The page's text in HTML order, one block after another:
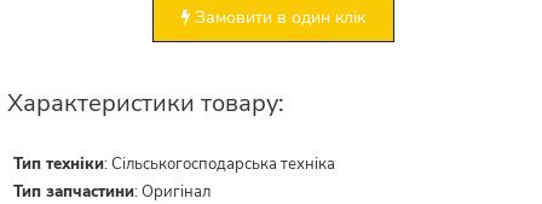
Замовити в один клік
Характеристики товару:
Тип техніки:Сільськогосподарська техніка
Тип запчастини:Оригінал